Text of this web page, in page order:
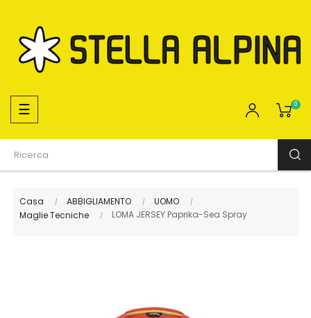
navigazione
Toggle
☰ 0
Casa ABBIGLIAMENTO
UOMO
Maglie Tecniche
LOMA JERSEY Paprika-Sea Spray